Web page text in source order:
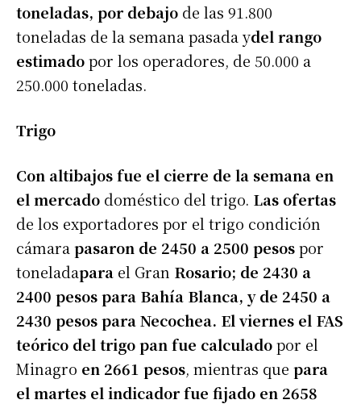
toneladas, por debajo de las 91.800
toneladas de la semana pasada ydel rango
estimadopor los operadores, de 50.000 a
250.000 toneladas.
Trigo
Con altibajos fue el cierre de la semana en
el mercado doméstico del trigo. Las ofertas
de los exportadores por el trigo condición
cámara pasaron de 2450 a 2500 pesospor
toneladapara el Gran Rosario; de 2430 a
2400 pesos para Bahía Blanca, y de 2450 a
2430 pesos para Necochea. El viernes el FAS
teórico del trigo pan fue calculadopor el
Minagro en 2661 pesos, mientras que para
el martes el indicador fue fijado en 2658